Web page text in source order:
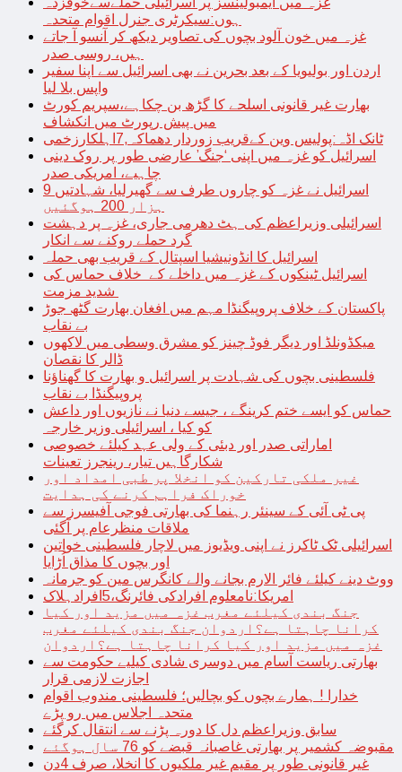
ہوں:سیکرٹری جنرل اقوام متحدہ
غزہ میں خون آلود بچوں کی تصاویر دیکھ کر آنسو آ جاتے
ہیں، روسی صدر
اردن اور بولیویا کے بعد بحرین نے بھی اسرائیل سے اپنا سفیر
واپس بلا لیا
بھارت غیر قانونی اسلحے کا گڑھ بن چکاہے،سپریم کورٹ
میں پیش رپورٹ میں انکشاف
ٹانک اڈہ:پولیس وین کےقریب زوردار دھماکہ,7اہلکارزخمی
اسرائیل کو غزہ میں اپنی ‘جنگ’ عارضی طور پر روک دینی
چاہیے، امریکی صدر
اسرائیل نے غزہ کو چاروں طرف سے گھیرلیا، شہادتیں 9
ہزار 200 ہوگئیں
اسرائیلی وزیراعظم کی ہٹ دھرمی جاری، غزہ پر دہشت
گرد حملے روکنے سے انکار
اسرائیل کا انڈونیشیا اسپتال کے قریب بھی حملہ
اسرائیل ٹینکوں کے غزہ میں داخلے کے خلاف حماس کی
پاکستان کے خلاف پروپیگنڈا مہم میں افغان بھارت گٹھ جوڑ
بے نقاب
میکڈونلڈ اور دیگر فوڈ چینز کو مشرق وسطی میں لاکھوں
ڈالر کا نقصان
فلسطینی بچوں کی شہادت پر اسرائیل و بھارت کا گھناؤنا
پروپیگنڈا بے نقاب
حماس کو ایسے ختم کرینگے ، جیسے دنیا نے نازیوں اور داعش
کو کیا ، اسرائیلی وزیر خارجہ
اماراتی صدر اور دبئی کے ولی عہد کیلئے خصوصی
شکارگاہیں تیار، رینجرز تعینات
غیر ملکی تارکین کو انخلا پر طبی امداد اور
خوراک فراہم کرنے کی ہدایت
پی ٹی آئی کے سینئر رہنما کی بھارتی فوجی آفیسرز سے
ملاقات منظرعام پر آگئی
اسرائیلی ٹک ٹاکرز نے اپنی ویڈیوز میں لاچار فلسطینی خواتین
اور بچوں کا مذاق اُڑایا
ووٹ دینے کیلئے فائر الارم بجانے والے کانگرس مین کو جرمانہ
امریکا:نامعلوم افرادکی فائرنگ،5افرادہلاک
جنگ بندی کیلئے مغرب غزہ میں مزید اور کیا
کرانا چاہتا ہے؟اردوان جنگ بندی کیلئے مغرب
غزہ میں مزید اور کیا کرانا چاہتا ہے؟اردوان
بھارتی ریاست آسام میں دوسری شادی کیلیے حکومت سے
اجازت لازمی قرار
خدارا ! ہمارے بچوں کو بچالیں؛ فلسطینی مندوب اقوام
متحدہ اجلاس میں رو پڑے
سابق وزیراعظم دل کا دورہ پڑنے سے انتقال کرگئے
مقبوضہ کشمیر پر بھارتی غاصبانہ قبضے کو 76 سال ہوگئے
غیر قانونی طور پر مقیم غیر ملکیوں کا انخلا، صرف 4دن